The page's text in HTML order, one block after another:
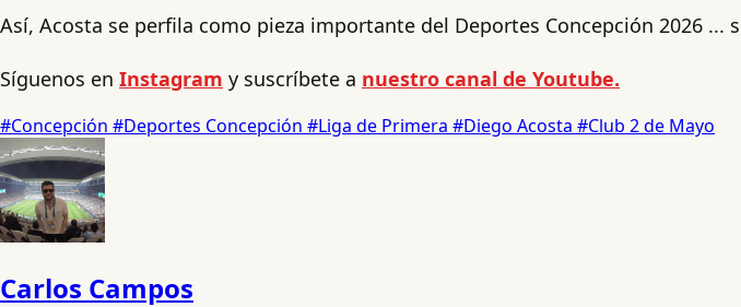
Así, Acosta se perfila como pieza importante del Deportes Concepción 2026
Síguenos en Instagram y suscríbete a nuestro canal de Youtube.
#Concepción #Deportes Concepción #Liga de Primera #Diego Acosta #Club 2 de Mayo
Carlos Campos